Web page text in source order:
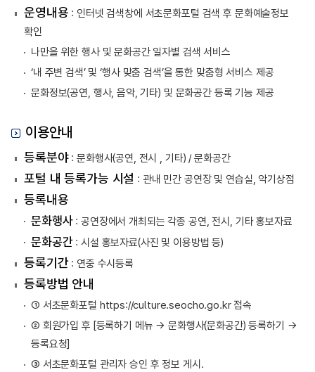
운영내용 : 인터넷 검색창에 서초문화포털 검색 후 문화예술정보
확인
나만을 위한 행사 및 문화공간 일자별 검색 서비스
‘내 주변 검색’ 및 ‘행사 맞춤 검색’을 통한 맞춤형 서비스 제공
문화정보(공연, 행사, 음악, 기타) 및 문화공간 등록 기능 제공
이용안내
등록분야: 문화행사(공연, 전시 , 기타) / 문화공간
포털 내 등록가능 시설 : 관내 민간 공연장 및 연습실, 악기상점
등록내용
문화행사: 공연장에서 개최되는 각종 공연, 전시, 기타 홍보자료
문화공간: 시설 홍보자료(사진 및 이용방법 등)
등록기간: 연중 수시등록
등록방법 안내
① 서초문화포털 https://culture.seocho.go.kr접속
② 회원가입 후 [등록하기 메뉴 → 문화행사(문화공간) 등록하기 →
등록요청]
③ 서초문화포털 관리자 승인 후 정보 게시.